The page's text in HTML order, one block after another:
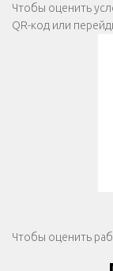
Чтобы оценить
QR-код или
Чтобы оценить